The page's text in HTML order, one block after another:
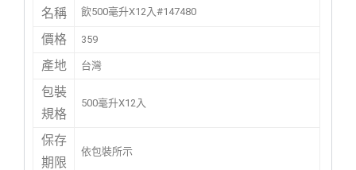
名稱
飲500毫升X12入#147480
價格 359
產地 台灣
包裝
規格
500毫升X12入
保存
期限
依包裝所示